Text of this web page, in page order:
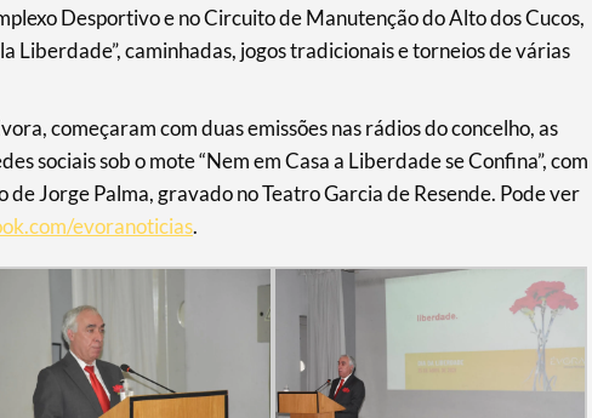
Desportivo e no Circuito de Manutenção do Alto dos Cucos,
Liberdade”, caminhadas, jogos tradicionais e torneios de várias
começaram com duas emissões nas rádios do concelho, as
sociais sob o mote “Nem em Casa a Liberdade se Confina”, com
Jorge Palma, gravado no Teatro Garcia de Resende. Pode ver
evoranoticias.